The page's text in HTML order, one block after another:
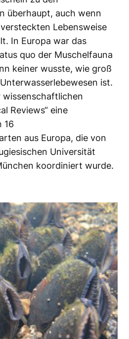
überhaupt, auch wenn
Lebensweise
In Europa war das
quo der Muschelfauna
keiner wusste, wie groß
ist.
wissenschaftlichen
Reviews“ eine
16
aus Europa, die von
Universität
koordiniert wurde.